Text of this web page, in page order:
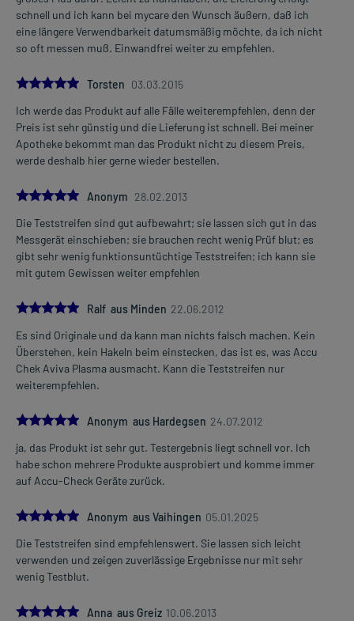
schnell und ich kann bei mycare den Wunsch äußern, daß ich
eine längere Verwendbarkeit datumsmäßig möchte, da ich nicht
so oft messen muß. Einwandfrei weiter zu empfehlen.
5.0
Torsten 03.03.2015
Ich werde das Produkt auf alle Fälle weiterempfehlen, denn der
Preis ist sehr günstig und die Lieferung ist schnell. Bei meiner
Apotheke bekommt man das Produkt nicht zu diesem Preis,
werde deshalb hier gerne wieder bestellen.
5.0Anonym 28.02.2013
Die Teststreifen sind gut aufbewahrt; sie lassen sich gut in das
Messgerät einschieben; sie brauchen recht wenig Prüf blut; es
gibt sehr wenig funktionsuntüchtige Teststreifen; ich kann sie
mit gutem Gewissen weiter empfehlen
5.0
Ralf aus Minden 22.06.2012
Es sind Originale und da kann man nichts falsch machen. Kein
Überstehen, kein Hakeln beim einstecken, das ist es, was Accu
Chek Aviva Plasma ausmacht. Kann die Teststreifen nur
weiterempfehlen.
5.0Anonym aus Hardegsen 24.07.2012
ja, das Produkt ist sehr gut. Testergebnis liegt schnell vor. Ich
habe schon mehrere Produkte ausprobiert und komme immer
auf Accu-Check Geräte zurück.
5.0Anonym aus Vaihingen 05.01.2025
Die Teststreifen sind empfehlenswert. Sie lassen sich leicht
verwenden und zeigen zuverlässige Ergebnisse nur mit sehr
wenig Testblut.
5.0Anna aus Greiz 10.06.2013